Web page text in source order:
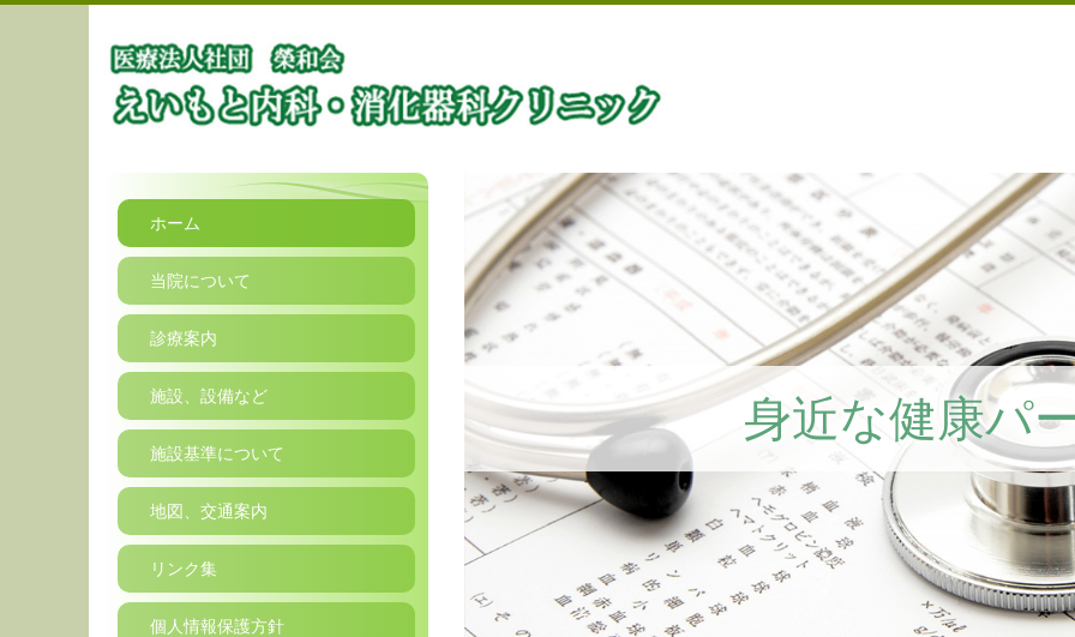
ホーム
当院について
診療案内
施設、設備など
施設基準について
地図、交通案内
リンク集
個人情報保護方針
身近な健康パ